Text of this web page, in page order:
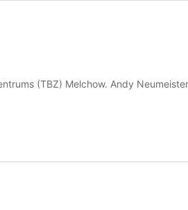
(TBZ) Melchow. Andy